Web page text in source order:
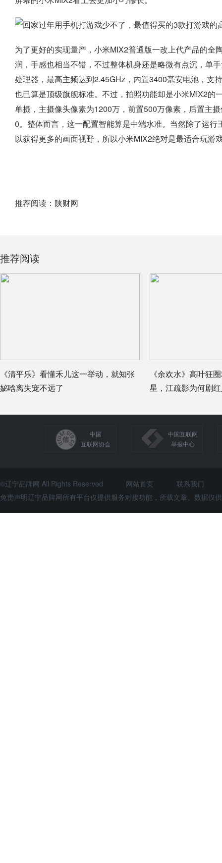
为了更好的实现量产，小米MIX2普通版一改上代产品的
润，手感也相当不错，不过整体机身还是略微有点沉，单
处理器，最高主频达到2.45GHz，内置3400毫安电池，支
也已算是顶级旗舰标准。不过，拍照功能却是小米MIX2
单摄，主摄像头像素为1200万，前置500万像素，后置主
0。整体而言，这一配置智能算是中端水准。当然除了运
以获得更多的画面视野，所以小米MIX2绝对是最适合玩游
推荐阅读： 陕财网
推荐阅读
《清平乐》看懂禾儿这一举动，就知张
妼唅离失宠不远了
《余欢水》高叶狂
星，江疏影为何剧
中国
互联网协会
中国互联网
举报中心
©辽宁品牌网 All Rights Reserved 网站首页
联系我们
免责声明辽宁品牌网所有平台仅提供服务对接功能，所载文章、数据